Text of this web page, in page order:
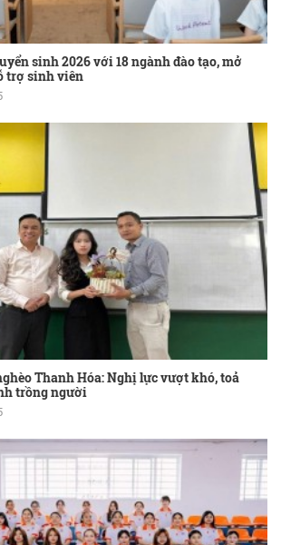
sinh 2026 với 18 ngành đào tạo, mở
trợ sinh viên
Thanh Hóa: Nghị lực vượt khó, toả
trồng người